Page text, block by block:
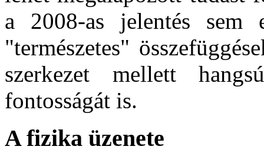
a 2008-as jelentés
"természetes"
szerkezet mellett
fontosságát is.
A fizika üzenete